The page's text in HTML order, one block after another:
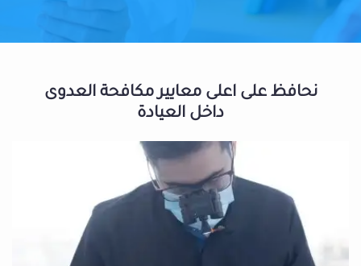
نحافظ على اعلى معايير مكافحة العدوى
داخل العيادة